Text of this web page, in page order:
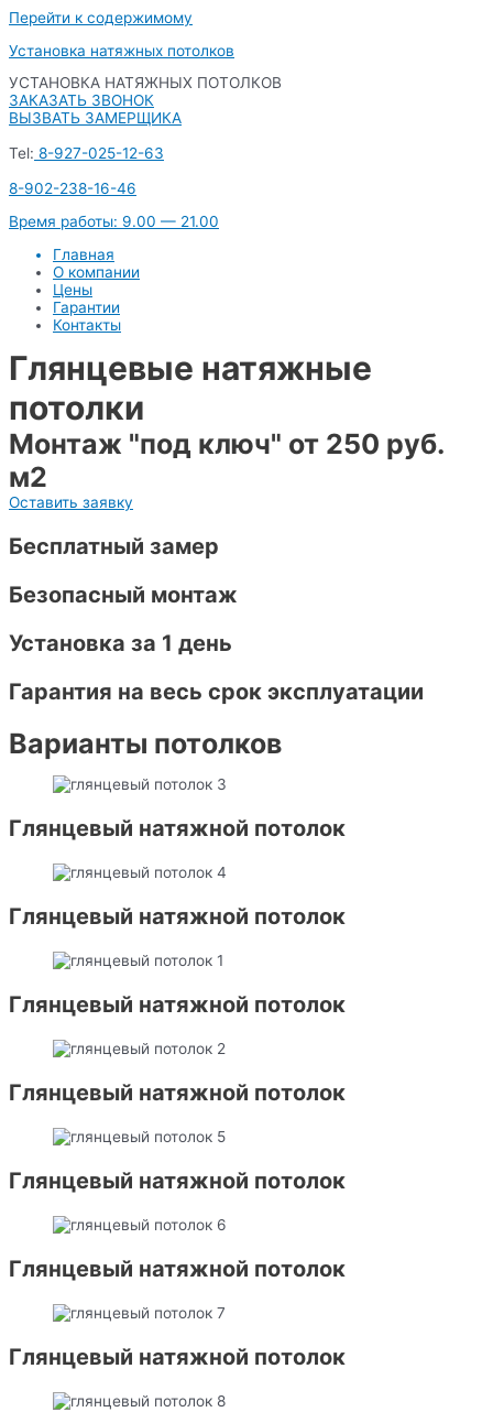
Перейти к содержимому
Установка натяжных потолков
УСТАНОВКА НАТЯЖНЫХ ПОТОЛКОВ
ЗАКАЗАТЬ ЗВОНОК
ВЫЗВАТЬ ЗАМЕРЩИКА
Tel: 8-927-025-12-63
8-902-238-16-46
Время работы: 9.00 — 21.00
Главная
О компании
Цены
Гарантии
Контакты
Глянцевые натяжные
потолки
Монтаж "под ключ" от 250 руб.
м2
Оставить заявку
Бесплатный замер
Безопасный монтаж
Установка за 1 день
Гарантия на весь срок эксплуатации
Варианты потолков
Глянцевый натяжной потолок
Глянцевый натяжной потолок
Глянцевый натяжной потолок
Глянцевый натяжной потолок
Глянцевый натяжной потолок
Глянцевый натяжной потолок
Глянцевый натяжной потолок